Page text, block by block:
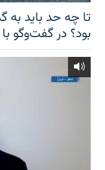
تا چه حد باید
بود؟ در گفت‌وگو